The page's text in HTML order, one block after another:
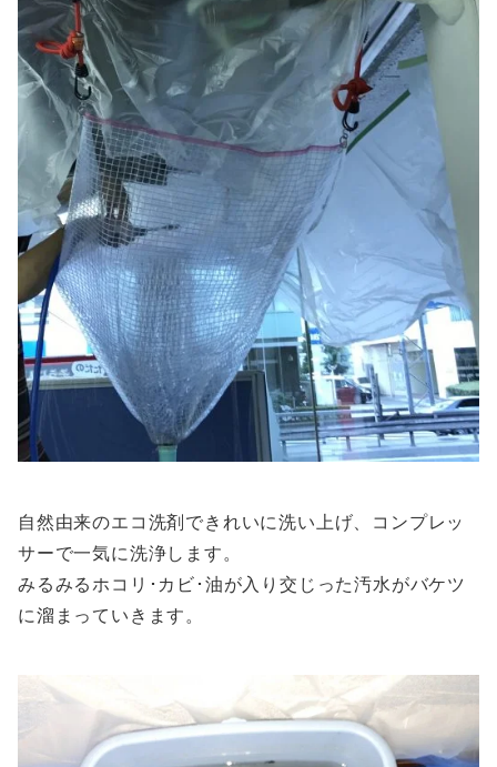
自然由来のエコ洗剤できれいに洗い上げ、コンプレッ
サーで一気に洗浄します。
みるみるホコリ･カビ･油が入り交じった汚水がバケツ
に溜まっていきます。